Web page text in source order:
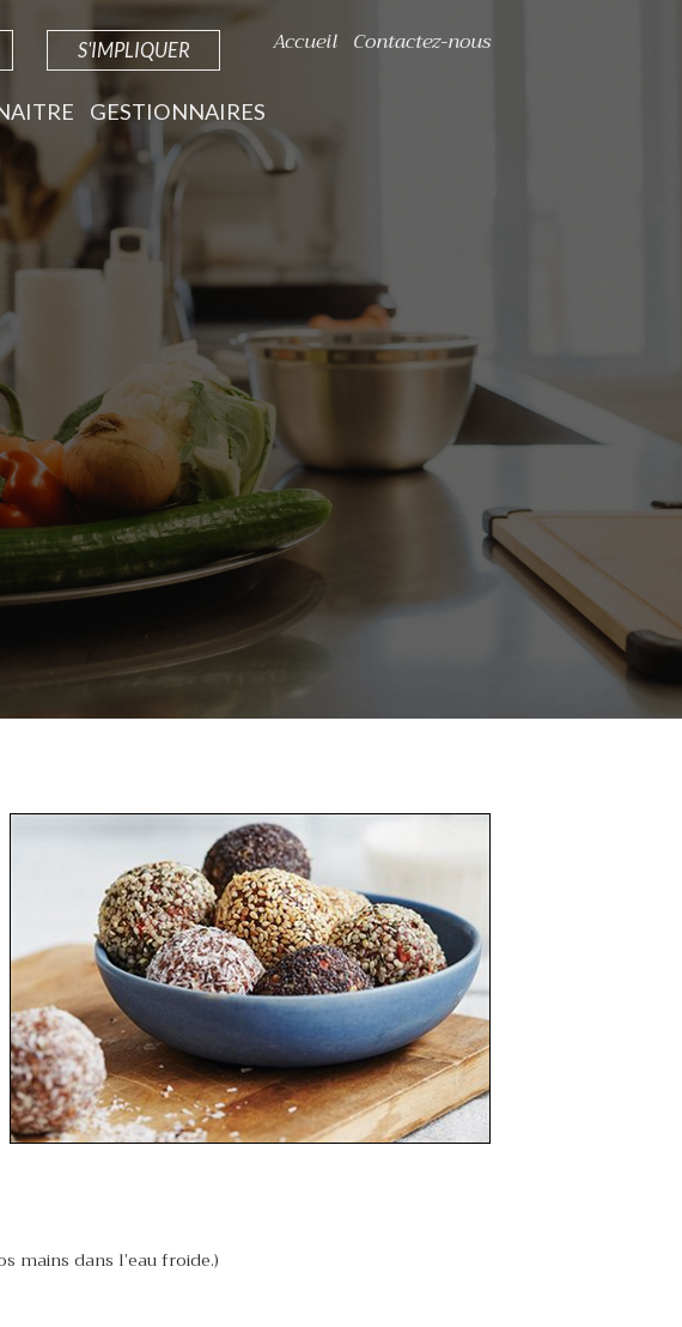
S'IMPLIQUER Accueil Contactez-nous
GESTIONNAIRES
mains dans l’eau froide.)